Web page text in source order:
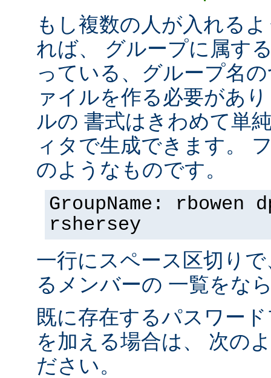
もし複数の人が入れる
れば、 グループに属す
っている、グループ名
ァイルを作る必要があ
ルの 書式はきわめて単
ィタで生成できます。
のようなものです。
GroupName: rbowen
rshersey
一行にスペース区切り
るメンバーの 一覧をな
既に存在するパスワー
を加える場合は、 次の
ださい。